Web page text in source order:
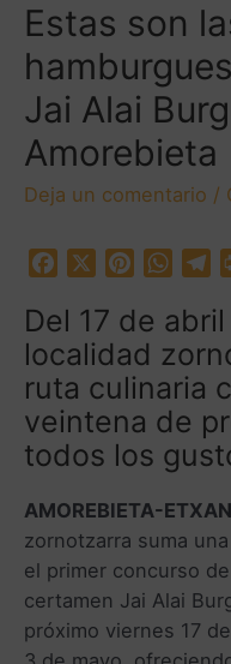
Estas son
Jai Alai
Amorebieta
Deja un comentario /
c
e
b
o
o
k
n
t
e
e
s
W
a
t
s
p
p
l
e
g
a
m
Del 17 de
localidad
ruta culinaria
veintena de
todos los
AMOREBIETA-
zornotzarra suma
el primer concurso
certamen Jai Alai
próximo viernes 17